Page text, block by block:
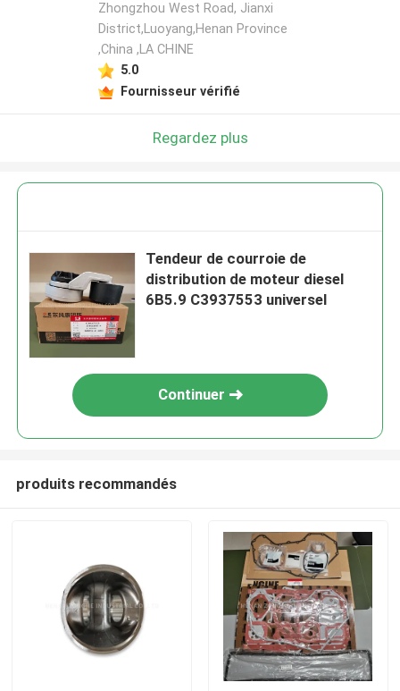
Zhongzhou West Road, Jianxi
District,Luoyang,Henan Province
,China ,LA CHINE
5.0
Fournisseur vérifié
Regardez plus
Tendeur de courroie de
distribution de moteur diesel
6B5.9 C3937553 universel
Continuer
produits recommandés